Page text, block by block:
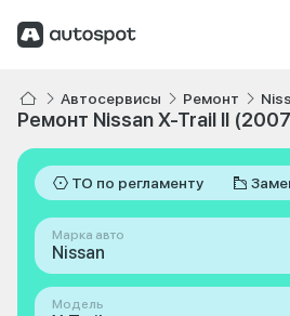
Автосервисы Ремонт
Ремонт Nissan X-Trail II
ТО по регламенту
Марка авто
Nissan
Модель